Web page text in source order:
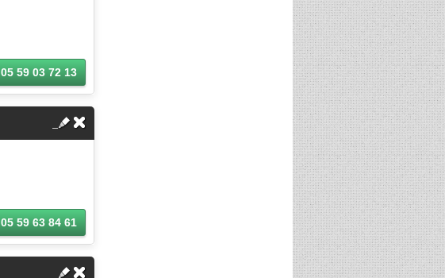
05 59 03 72 13
05 59 63 84 61